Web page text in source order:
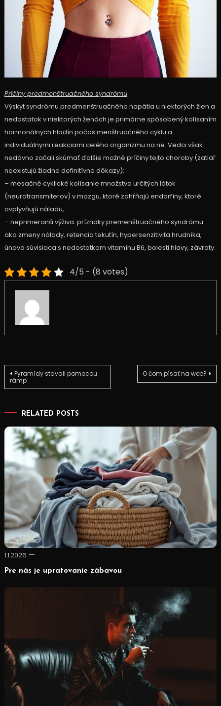
Príčiny predmenštruačného syndrómu
Výskyt syndrómu predmenštruačného napätia u niektorých žien a
nedostatok v niektorých ženách je primárne spôsobený kolísaním
hormonálnych hladín počas menštruačného cyklu a
individuálnymi reakciami celého organizmu na ne. Vedci však
nedávno začali skúmať ďalšie možné príčiny tejto choroby (zatiaľ
neexistujú žiadne definitívne dôkazy):
– mesačné cyklické kolísanie množstva určitých látok
(neurotransmiterov) v mozgu, ktoré zahŕňajú endorfíny, ktoré
ovplyvňujú náladu,
– neprimeraná výživa: príznaky premenštruačného syndrómu
ako zmeny nálady, retencia tekutín, hypersenzitivita hrudníka,
únava súvisiaca s nedostatkom vitamínu B6, bolesti hlavy, závraty.
4/5 - (8 votes)
Navigace
příspěvek
Pyramídy stavali pomocou
rámp
O čom písať na web?
RELATED POSTS
1.1.2026
Pre nás je upratovanie zábavou